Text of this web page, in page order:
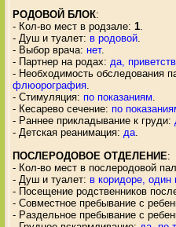
РОДОВОЙ БЛОК:
- Кол-во мест в родзале:1
- Душ и туалет:в родовой
- Выбор врача:нет.
- Партнер на родах: да,
- Необходимость обследования
флюорография
- Стимуляция:по показаниям
- Кесарево сечение:по
- Раннее прикладывание к груди:
- Детская реанимация: да
ПОСЛЕРОДОВОЕ ОТДЕЛЕНИЕ:
- Кол-во мест в послеродовой
- Душ и туалет:в коридоре, один
- Посещение родственников
- Совместное пребывание с
- Раздельное пребывание с